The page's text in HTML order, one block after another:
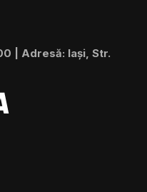
| Adresă: Iași, Str.